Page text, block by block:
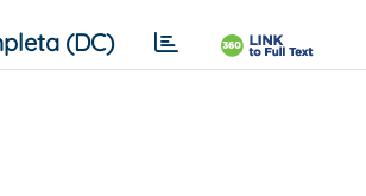
(DC)